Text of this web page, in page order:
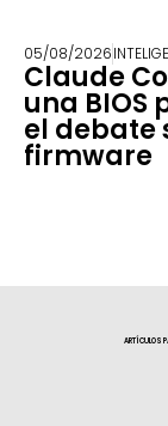
05/08/2026
Claude
una BIOS
el debate
firmware
ARTÍCULOS